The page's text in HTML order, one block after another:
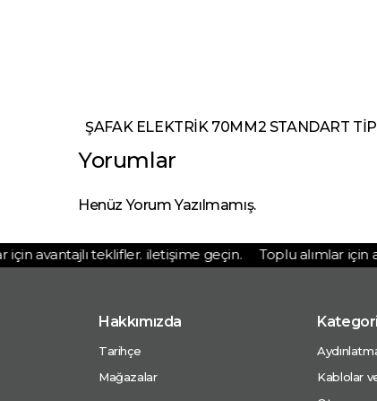
ŞAFAK ELEKTRİK 70MM2 STANDART
Yorumlar
Henüz Yorum Yazılmamış.
avantajlı teklifler. iletişime geçin. Toplu alımlar için
Hakkımızda
Tarihçe
Mağazalar
Kablolar